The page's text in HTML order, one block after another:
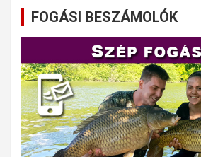
FOGÁSI BESZÁMOLÓK